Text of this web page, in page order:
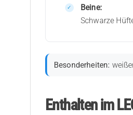
Beine:
Schwarze
Besonderheiten:
Enthalten im